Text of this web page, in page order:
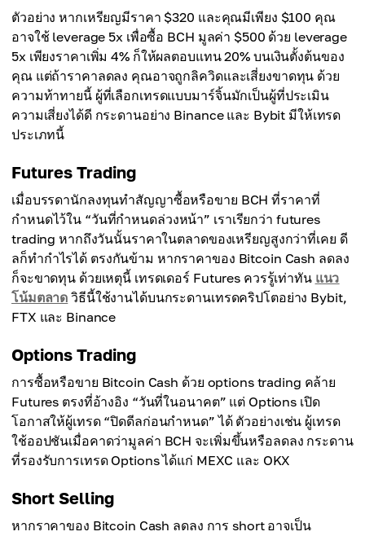
ตัวอย่าง หากเหรียญมีราคา $320 และคุณมีเพียง $100 คุณ
อาจใช้ leverage 5x เพื่อซื้อ BCH มูลค่า $500 ด้วย leverage
5x เพียงราคาเพิ่ม 4% ก็ให้ผลตอบแทน 20% บนเงินตั้งต้นของ
คุณ แต่ถ้าราคาลดลง คุณอาจถูกลิควิดและเสี่ยงขาดทุน ด้วย
ความท้าทายนี้ ผู้ที่เลือกเทรดแบบมาร์จิ้นมักเป็นผู้ที่ประเมิน
ความเสี่ยงได้ดี กระดานอย่าง Binance และ Bybit มีให้เทรด
ประเภทนี้
Futures Trading
เมื่อบรรดานักลงทุนทำสัญญาซื้อหรือขาย BCH ที่ราคาที่
กำหนดไว้ใน “วันที่กำหนดล่วงหน้า” เราเรียกว่า futures
trading หากถึงวันนั้นราคาในตลาดของเหรียญสูงกว่าที่เคย ดี
ลก็ทำกำไรได้ ตรงกันข้าม หากราคาของ Bitcoin Cash ลดลง
ก็จะขาดทุน ด้วยเหตุนี้ เทรดเดอร์ Futures ควรรู้เท่าทัน แนว
โน้มตลาด วิธีนี้ใช้งานได้บนกระดานเทรดคริปโตอย่าง Bybit,
FTX และ Binance
Options Trading
การซื้อหรือขาย Bitcoin Cash ด้วย options trading คล้าย
Futures ตรงที่อ้างอิง “วันที่ในอนาคต” แต่ Options เปิด
โอกาสให้ผู้เทรด “ปิดดีลก่อนกำหนด” ได้ ตัวอย่างเช่น ผู้เทรด
ใช้ออปชันเมื่อคาดว่ามูลค่า BCH จะเพิ่มขึ้นหรือลดลง กระดาน
ที่รองรับการเทรด Options ได้แก่ MEXC และ OKX
Short Selling
หากราคาของ Bitcoin Cash ลดลง การ short อาจเป็น